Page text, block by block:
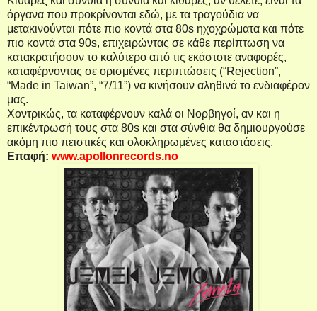
όργανα που προκρίνονται εδώ, με τα τραγούδια να
μετακινούνται πότε πιο κοντά στα 80s ηχοχρώματα και πότε
πιο κοντά στα 90s, επιχειρώντας σε κάθε περίπτωση να
κατακρατήσουν το καλύτερο από τις εκάστοτε αναφορές,
καταφέρνοντας σε ορισμένες περιπτώσεις (“Rejection”,
“Made in Taiwan”, “7/11”) να κινήσουν αληθινά το ενδιαφέρον
μας.
Χοντρικώς, τα καταφέρνουν καλά οι Νορβηγοί, αν και η
επικέντρωσή τους στα 80s και στα σύνθια θα δημιουργούσε
ακόμη πιο πειστικές και ολοκληρωμένες καταστάσεις.
Επαφή: www.apollonrecords.no